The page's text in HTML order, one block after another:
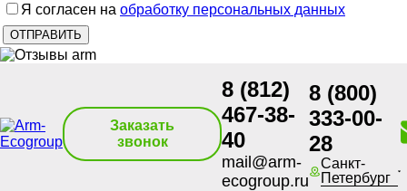
Я согласен на обработку персональных данных
Заказать
звонок
8 (812)
467-38-
40
mail@arm-
ecogroup.ru
8 (800)
333-00-
28
Санкт-
Петербург